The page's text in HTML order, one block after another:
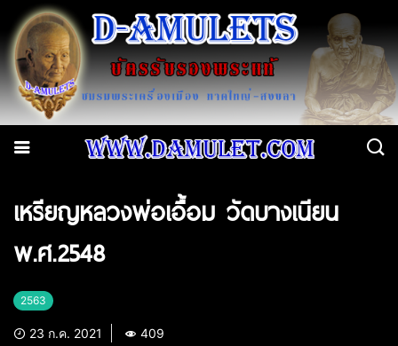
เหรียญหลวงพ่อเอื้อม วัดบางเนียน
พ.ศ.2548
2563
23 ก.ค. 2021 409